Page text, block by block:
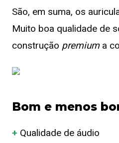
São, em suma, os
Muito boa qualidade de
construção premiuma
Bom e menos
+ Qualidade de áudio